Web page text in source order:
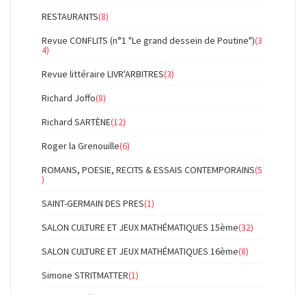
RESTAURANTS(8)
Revue CONFLITS (n°1 "Le grand dessein de Poutine")(3
4)
Revue littéraire LIVR'ARBITRES(3)
Richard Joffo(8)
Richard SARTÈNE(12)
Roger la Grenouille(6)
ROMANS, POESIE, RECITS & ESSAIS CONTEMPORAINS(5
)
SAINT-GERMAIN DES PRES(1)
SALON CULTURE ET JEUX MATHÉMATIQUES 15ème(32)
SALON CULTURE ET JEUX MATHÉMATIQUES 16ème(8)
Simone STRITMATTER(1)